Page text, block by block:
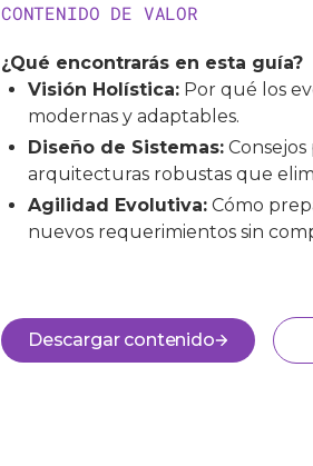
CONTENIDO DE VALOR
¿Qué encontrarás en esta guía?
Visión Holística:Por qué los
modernas y adaptables.
Diseño de Sistemas:Consejos
arquitecturas robustas que
Agilidad Evolutiva:Cómo
nuevos requerimientos sin
Descargar contenido